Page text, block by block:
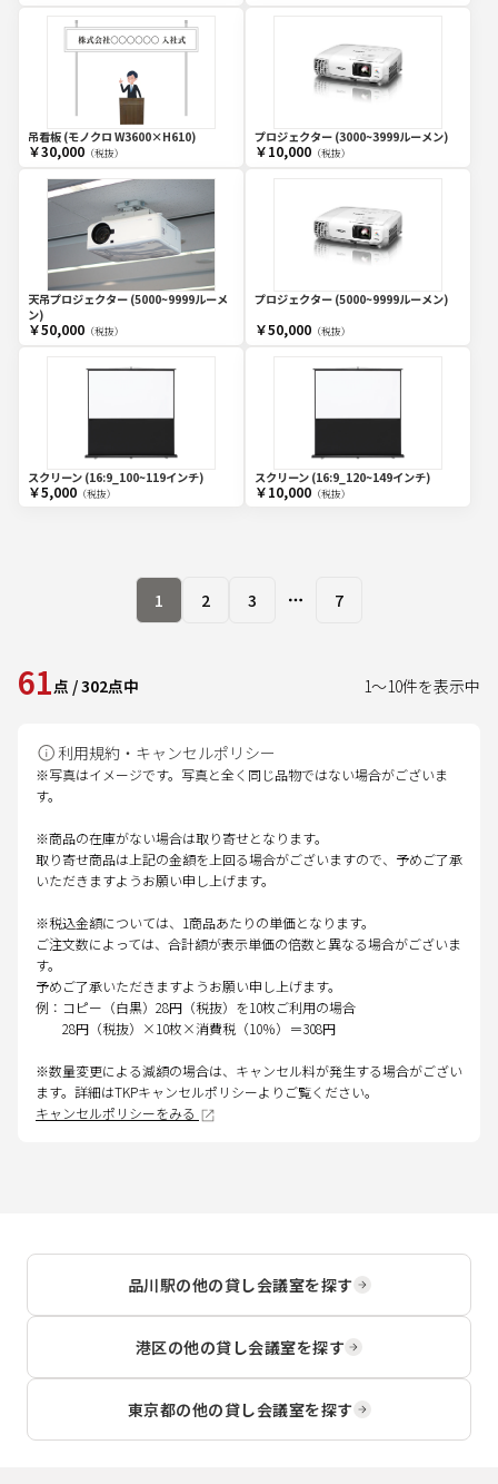
吊看板 (モノクロ W3600×H610)
￥30,000（税抜）
プロジェクター (3000~3999ルーメン)
￥10,000（税抜）
天吊プロジェクター (5000~9999ルーメ
ン)
￥50,000（税抜）
プロジェクター (5000~9999ルーメン)
￥50,000（税抜）
スクリーン (16:9_100~119インチ)
￥5,000（税抜）
スクリーン (16:9_120~149インチ)
￥10,000（税抜）
1 2 3 More pages
7
61点 /302点中 1～10件を表示中
利用規約・キャンセルポリシー
※写真はイメージです。写真と全く同じ品物ではない場合がございま
す。
※商品の在庫がない場合は取り寄せとなります。
取り寄せ商品は上記の金額を上回る場合がございますので、予めご了承
いただきますようお願い申し上げます。
※税込金額については、1商品あたりの単価となります。
ご注文数によっては、合計額が表示単価の倍数と異なる場合がございま
す。
予めご了承いただきますようお願い申し上げます。
例：コピー（白黒）28円（税抜）を10枚ご利用の場合
28円（税抜）×10枚×消費税（10％）＝308円
※数量変更による減額の場合は、キャンセル料が発生する場合がござい
ます。詳細はTKPキャンセルポリシーよりご覧ください。
キャンセルポリシーをみる
品川駅の他の貸し会議室を探す
港区の他の貸し会議室を探す
東京都の他の貸し会議室を探す